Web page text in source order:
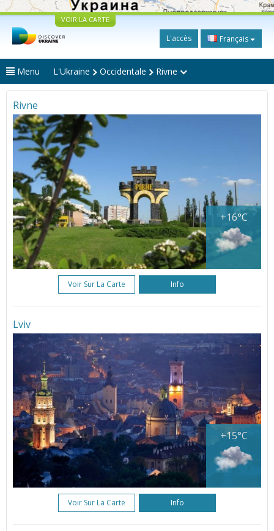
VOIR LA CARTE
L'accès Français
Menu L'Ukraine Occidentale Rivne
Rivne
+16°C
Voir Sur La Carte Info
Lviv
+15°C
Voir Sur La Carte Info